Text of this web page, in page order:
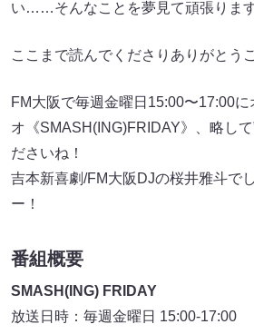
い……そんなことを夢見て頑張ります
ここまで読んでくださりありがとう
FM大阪で毎週金曜日15:00〜17:00
オ《SMASH(ING)FRIDAY》、略して
ださいね！
吉本新喜劇/FM大阪DJの桜井雅斗で
ー！
番組概要
SMASH(ING) FRIDAY
放送日時：毎週金曜日 15:00-17:00